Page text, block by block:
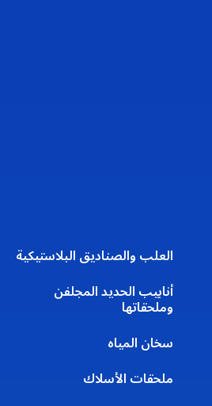
العلب والصناديق البلاستيكية
أنابيب الحديد المجلفن
وملحقاتها
سخان المياه
ملحقات الأسلاك